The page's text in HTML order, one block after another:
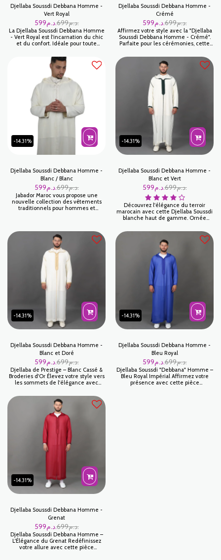
Djellaba Soussdi Debbana Homme -
Vert Royal
699 د.م. 599 د.م.
La Djellaba Soussdi Debbana Homme
- Vert Royal est l'incarnation du chic
et du confort. Idéale pour toute
est faite pour ceux qui apprécient la
tradition mêlée à la modernité.
Fabriquée avec une attention
minutieuse aux détails, chaque
couture et chaque embellissement
est fait pour durer. Le Vert Royal est
une couleur sophistiquée qui
convient parfaitement à toutes les
teintes de peau.
Djellaba Soussdi Debbana Homme -
Crémé
699 د.م. 599 د.م.
Affirmez votre style avec la "Djellaba
Soussdi Debbana Homme - Crémé".
Parfaite pour les cérémonies, cette
reflétant le patrimoine marocain avec
un design épuré.
-14.31%
Djellaba Soussdi Debbana Homme -
Blanc / Blanc
699 د.م. 599 د.م.
Jabador Maroc vous propose une
nouvelle collection des vêtements
traditionnels pour hommes et
-14.31%
Djellaba Soussdi Debbana Homme -
Blanc et Vert
699 د.م. 599 د.م.
Découvrez l'élégance du terroir
marocain avec cette Djellaba Soussdi
blanche haut de gamme. Ornée
cette tenue traditionnelle allie
confort et prestige. Parfaite pour les
mariages, l'Aïd ou les cérémonies.
-14.31%
Djellaba Soussdi Debbana Homme -
Blanc et Doré
699 د.م. 599 د.م.
Djellaba de Prestige – Blanc Cassé &
Broderies d'Or Élevez votre style vers
les sommets de l'élégance avec
Maroc. Ce modèle en Blanc Cassé,
illuminé par des broderies dorées,
incarne le luxe discret et le
raffinement absolu du patrimoine
marocain.
-14.31%
Djellaba Soussdi Debbana Homme -
Bleu Royal
699 د.م. 599 د.م.
Djellaba Soussdi "Debbana" Homme –
Bleu Royal Impérial Affirmez votre
présence avec cette pièce
-14.31%
Djellaba Soussdi Debbana Homme -
Grenat
699 د.م. 599 د.م.
Djellaba Soussdi Debbana Homme –
L'Élégance du Grenat Redéfinissez
votre allure avec cette pièce